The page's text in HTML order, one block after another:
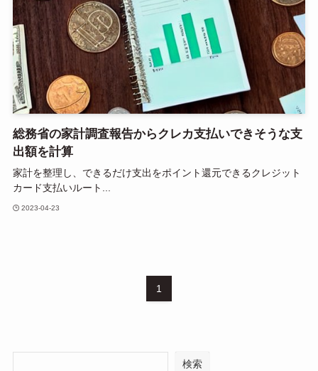
総務省の家計調査報告からクレカ支払いできそうな支
出額を計算
家計を整理し、できるだけ支出をポイント還元できるクレジット
カード支払いルート...
2023-04-23
1
検索